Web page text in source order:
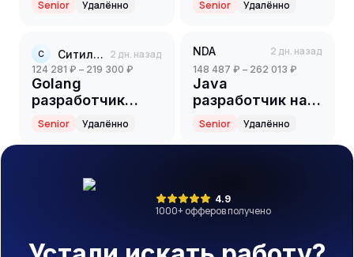
Senior Удалённо Senior Удалённо
С Ситилинк 2 дн. назад
124 281 ₽ – 219 300 ₽
Golang
разработчик
(Senior)
Senior Удалённо
NDA 2 дн. назад
148 487 ₽ – 262 013 ₽
Java
разработчик на
партнерский
проект(ритейл)
(Senior)
Senior Удалённо
4.9
1000+ офферов получено